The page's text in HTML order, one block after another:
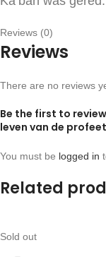
Reviews (0)
Reviews
There are no reviews
Be the first to
You must be logged in
Related
Sold out